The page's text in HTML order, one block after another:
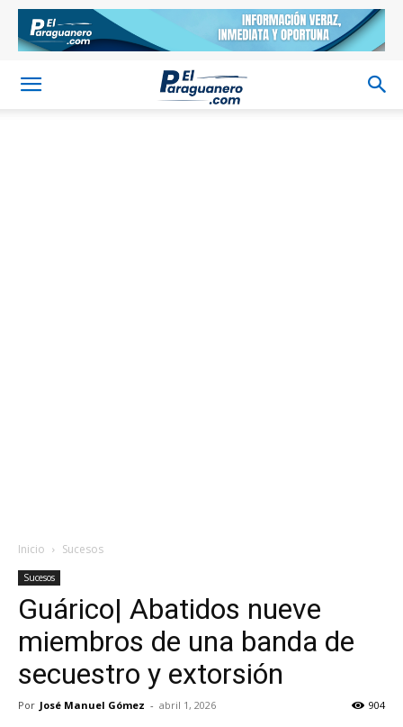
Inicio Sucesos
Sucesos
Guárico| Abatidos nueve
miembros de una banda de
secuestro y extorsión
Por José Manuel Gómez - abril 1, 2026 904